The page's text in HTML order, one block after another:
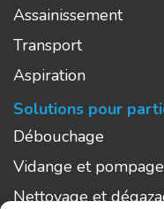
Assainissement
Transport
Aspiration
Solutions pour
Débouchage
Vidange et pompage
Nettoyage et